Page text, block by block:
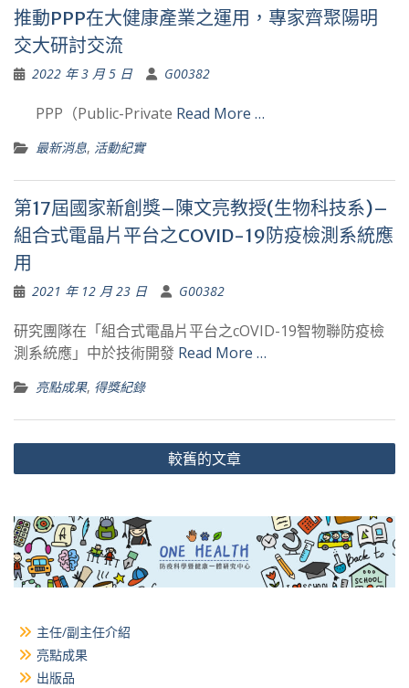
推動PPP在大健康產業之運用，專家齊聚陽明
交大研討交流
2022 年 3 月 5 日 G00382
PPP（Public-Private Read More …
最新消息, 活動紀實
第17屆國家新創獎–陳文亮教授(生物科技系)–
組合式電晶片平台之COVID-19防疫檢測系統應
用
2021 年 12 月 23 日 G00382
研究團隊在「組合式電晶片平台之cOVID-19智物聯防疫檢
測系統應」中於技術開發 Read More …
亮點成果, 得獎紀錄
文
章
覽
較舊的文章
主任/副主任介紹
亮點成果
出版品